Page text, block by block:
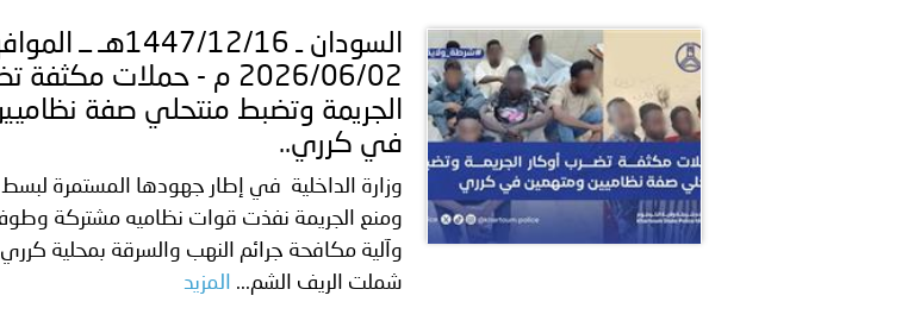
بيان صادر عن الأمانة العامة لمجلس وزراء الداخلية العرب بشأن
بالمملكة العربية السعودية
السودان ـ 1447/12/16هـ ــ
2026/06/02 م - حملات
الجريمة وتضبط منتحلي صفة
في كرري..
وزارة الداخلية في إطار جهودها المستمرة لبسط
ومنع الجريمة نفذت قوات نظاميه مشتركة
وآلية مكافحة جرائم النهب والسرقة بمحلية
شملت الريف الشم...
المزيد